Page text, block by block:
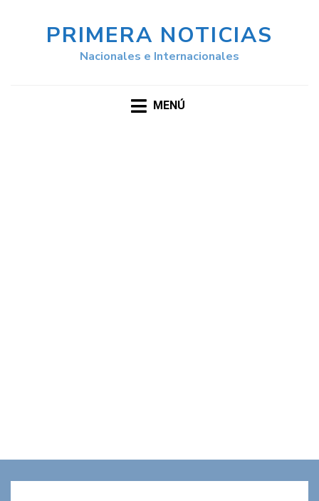
PRIMERA NOTICIAS
Nacionales e Internacionales
MENÚ